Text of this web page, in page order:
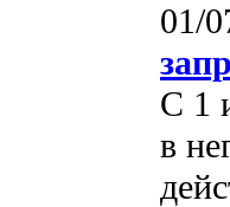
01/
С 1
в